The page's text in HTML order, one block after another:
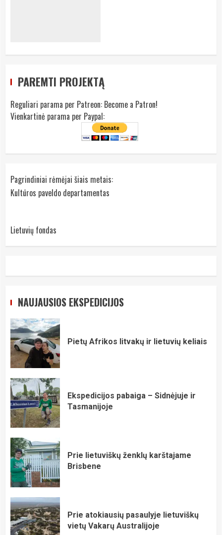
PAREMTI PROJEKTĄ
Reguliari parama per Patreon: Become a Patron!
Vienkartinė parama per Paypal:
Pagrindiniai rėmėjai šiais metais:
Kultūros paveldo departamentas
Lietuvių fondas
NAUJAUSIOS EKSPEDICIJOS
Pietų Afrikos litvakų ir lietuvių keliais
Ekspedicijos pabaiga – Sidnėjuje ir
Tasmanijoje
Prie lietuviškų ženklų karštajame
Brisbene
Prie atokiausių pasaulyje lietuviškų
vietų Vakarų Australijoje